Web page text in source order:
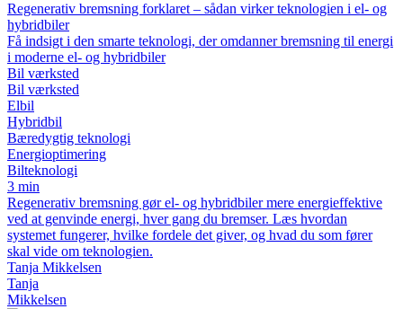
Regenerativ bremsning forklaret – sådan virker teknologien i el- og
hybridbiler
Få indsigt i den smarte teknologi, der omdanner bremsning til energi
i moderne el- og hybridbiler
Bil værksted
Bil værksted
Elbil
Hybridbil
Bæredygtig teknologi
Energioptimering
Bilteknologi
3 min
Regenerativ bremsning gør el- og hybridbiler mere energieffektive
ved at genvinde energi, hver gang du bremser. Læs hvordan
systemet fungerer, hvilke fordele det giver, og hvad du som fører
skal vide om teknologien.
Tanja Mikkelsen
Tanja
Mikkelsen